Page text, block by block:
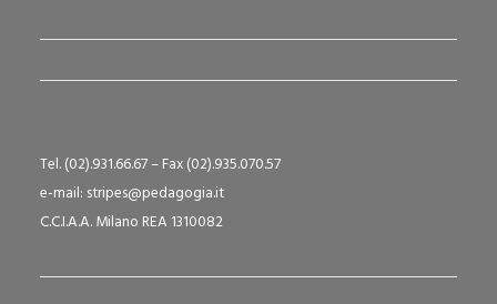
Tel. (02).931.66.67 – Fax (02).935.070.57
e-mail: stripes@pedagogia.it
C.C.I.A.A. Milano REA 1310082